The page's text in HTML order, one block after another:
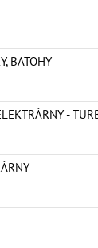
BATOHY
-